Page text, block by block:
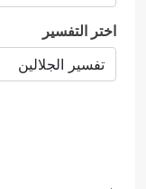
اختر التفسير